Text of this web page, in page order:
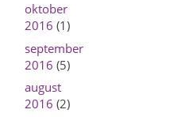
oktober
2016 (1)
september
2016 (5)
august
2016 (2)